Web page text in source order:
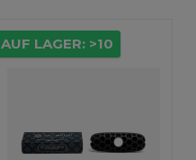
AUF LAGER: >10